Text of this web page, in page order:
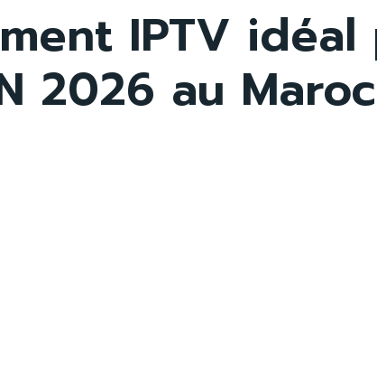
IPTV
2026 au Maroc